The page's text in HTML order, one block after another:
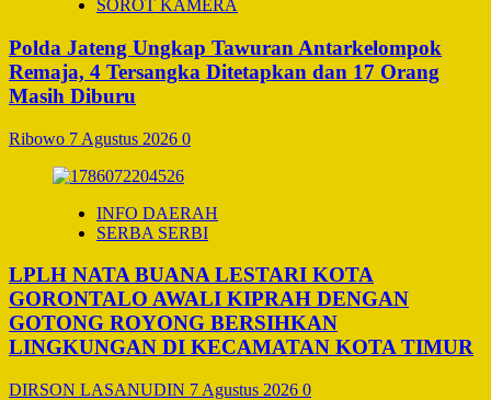
SOROT KAMERA
Polda Jateng Ungkap Tawuran Antarkelompok
Remaja, 4 Tersangka Ditetapkan dan 17 Orang
Masih Diburu
Ribowo 7 Agustus 2026 0
INFO DAERAH
SERBA SERBI
LPLH NATA BUANA LESTARI KOTA
GORONTALO AWALI KIPRAH DENGAN
GOTONG ROYONG BERSIHKAN
LINGKUNGAN DI KECAMATAN KOTA TIMUR
DIRSON LASANUDIN 7 Agustus 2026 0